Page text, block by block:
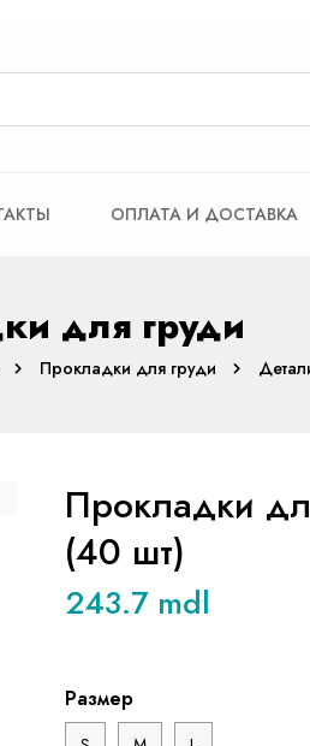
ОПЛАТА И ДОСТАВКА
для груди
Прокладки для груди
Прокладки
(40 шт)
243.7 mdl
Размер